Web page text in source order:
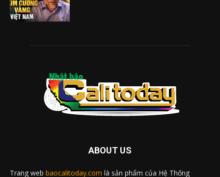
ABOUT US
Trang web baocalitoday.com là sản phẩm của Hệ Thống